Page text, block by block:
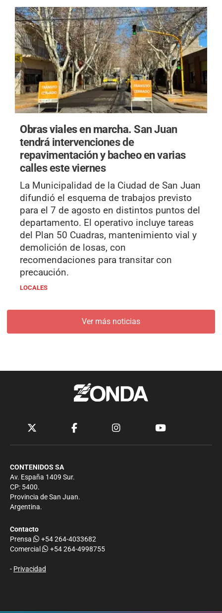
Obras viales en marcha.San Juan
tendrá intervenciones de
repavimentación y bacheo en varias
calles este viernes
La Municipalidad de la Ciudad de San Juan
difundió el esquema de trabajos previsto
para el 7 de agosto en distintos puntos del
departamento. El operativo incluye tareas
del Plan 50 Cuadras, mantenimiento vial y
demolición de losas, con
recomendaciones para transitar con
precaución.
LOCALES
Ver más noticias
CONTENIDOS SA
Av. España 1409 Sur.
CP: 5400.
Provincia de San Juan.
Argentina.
Contacto
Prensa
+54 264-4033682
Comercial
+54 264-4998755
- Privacidad